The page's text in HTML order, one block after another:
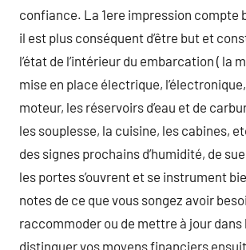
confiance. La 1ere impression compte
il est plus conséquent d’être but et
l’état de l’intérieur du embarcation ( la
mise en place électrique,
moteur, les réservoirs d’eau et de
les souplesse, la cuisine, les cabines,
des signes prochains d’humidité, de
les portes s’ouvrent et se instrument
notes de ce que vous songez avoir
raccommoder ou de mettre à jour dans
distinguer vos moyens financiers